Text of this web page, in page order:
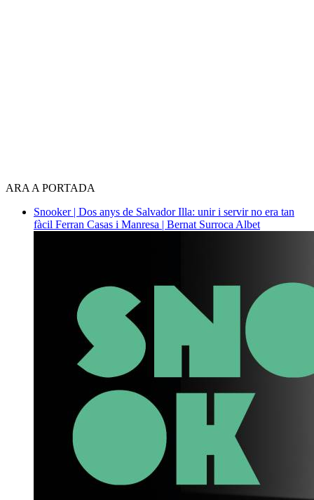
ARA A PORTADA
Snooker | Dos anys de Salvador Illa: unir i servir no era tan
fàcil Ferran Casas i Manresa | Bernat Surroca Albet